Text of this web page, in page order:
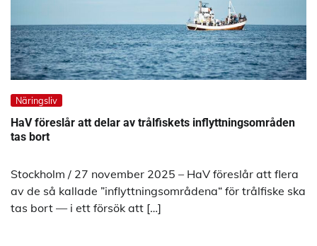
Näringsliv
HaV föreslår att delar av trålfiskets inflyttningsområden
tas bort
Stockholm / 27 november 2025 – HaV föreslår att flera
av de så kallade ”inflyttningsområdena“ för trålfiske ska
tas bort — i ett försök att […]